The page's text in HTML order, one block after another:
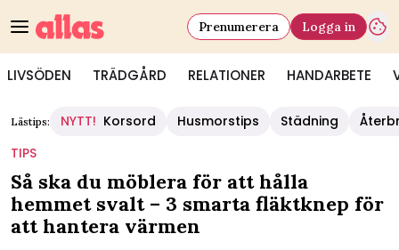
LIVSÖDEN TRÄDGÅRD RELATIONER HANDARBETE
Prenumerera Logga in
Lästips: NYTT! Korsord Husmorstips Städning
TIPS
Så ska du möblera för att hålla
hemmet svalt – 3 smarta fläktknep för
att hantera värmen